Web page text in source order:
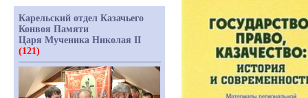
Карельский отдел Казачьего
Конвоя Памяти
Царя Мученика Николая II
(121)